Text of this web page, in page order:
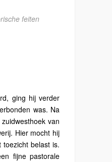
feiten
ging hij verder
was. Na
van
Hier mocht hij
belast is.
fijne pastorale